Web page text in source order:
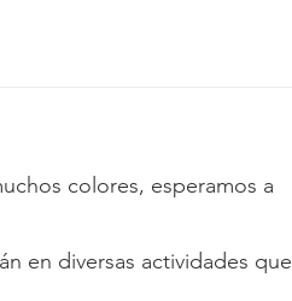
colores, esperamos a
en diversas actividades que